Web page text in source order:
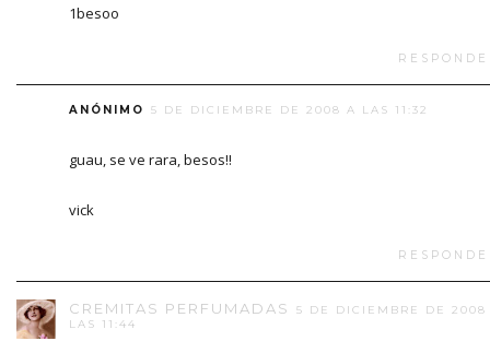
1besoo
ANÓNIMO 5 DE DICIEMBRE DE 2008 A LAS 11:32
guau, se ve rara, besos!!
vick
CREMITAS PERFUMADAS
5 DE DICIEMBRE DE 2008
LAS 11:44